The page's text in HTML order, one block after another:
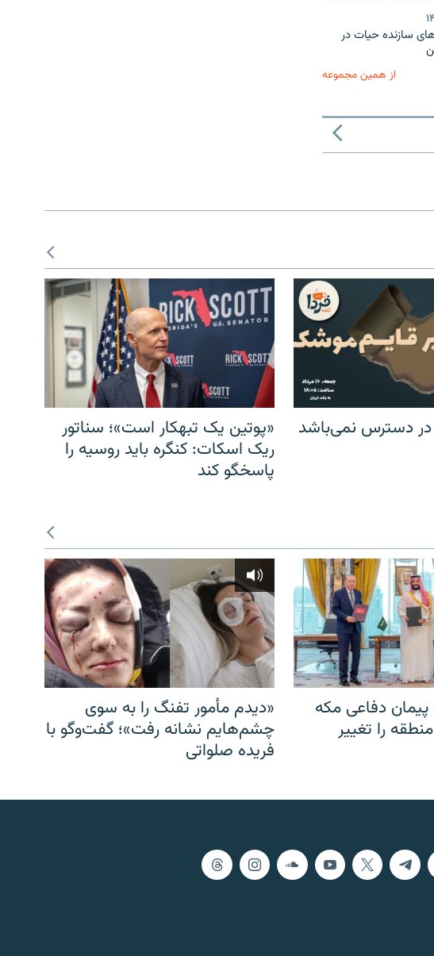
سازنده حیات در
از همین مجموعه
در دسترس نمی‌باشد
«پوتین یک تبهکار است»؛ سناتور
ریک اسکات: کنگره باید روسیه را
پاسخگو کند
دفاعی مکه
را تغییر
«دیدم مأمور تفنگ را به سوی
چشم‌هایم نشانه رفت»؛ گفت‌و‌گو با
فریده صلواتی